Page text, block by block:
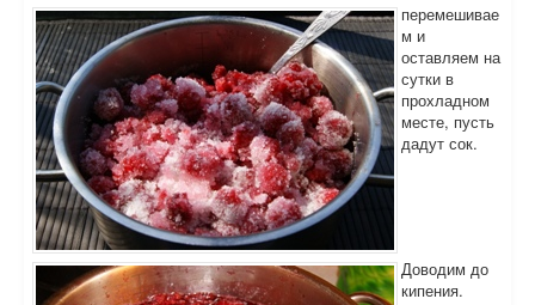
перемешивае
м и
оставляем на
сутки в
прохладном
месте, пусть
дадут сок.
Доводим до
кипения.